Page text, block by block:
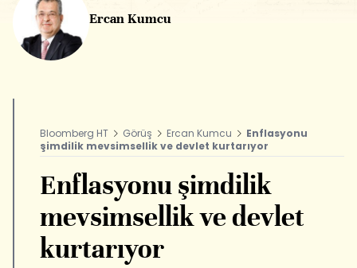
Ercan Kumcu
Bloomberg HT Görüş Ercan Kumcu
Enflasyonu
şimdilik mevsimsellik ve devlet kurtarıyor
Enflasyonu şimdilik
mevsimsellik ve devlet
kurtarıyor